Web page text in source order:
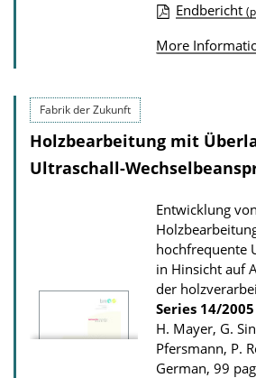
w
n
d
s
u
i
c
t
i
o
n
D
o
w
Endbericht
More
Fabrik der Zukunft
Holzbearbeitung mit
Ultraschall-
Entwicklung
hochfrequente
in Hinsicht auf
der
Series 14/2005
H. Mayer, G.
Pfersmann, P.
German, 99